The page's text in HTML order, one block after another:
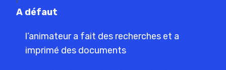
A défaut
l’animateur a fait des recherches et a
imprimé des documents